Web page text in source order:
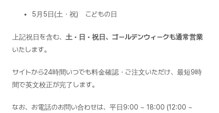
5月5日(土・祝) こどもの日
上記祝日を含む、 土・日・祝日、ゴールデンウィークも通常営業
いたします。
サイトから24時間いつでも料金確認・ご注文いただけ、最短9時
間で英文校正が完了します。
なお、お電話のお問い合わせは、平日9:00 ~ 18:00 (12:00 ~